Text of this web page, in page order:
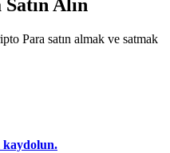
Alın
Para satın almak ve satmak
kaydolun.